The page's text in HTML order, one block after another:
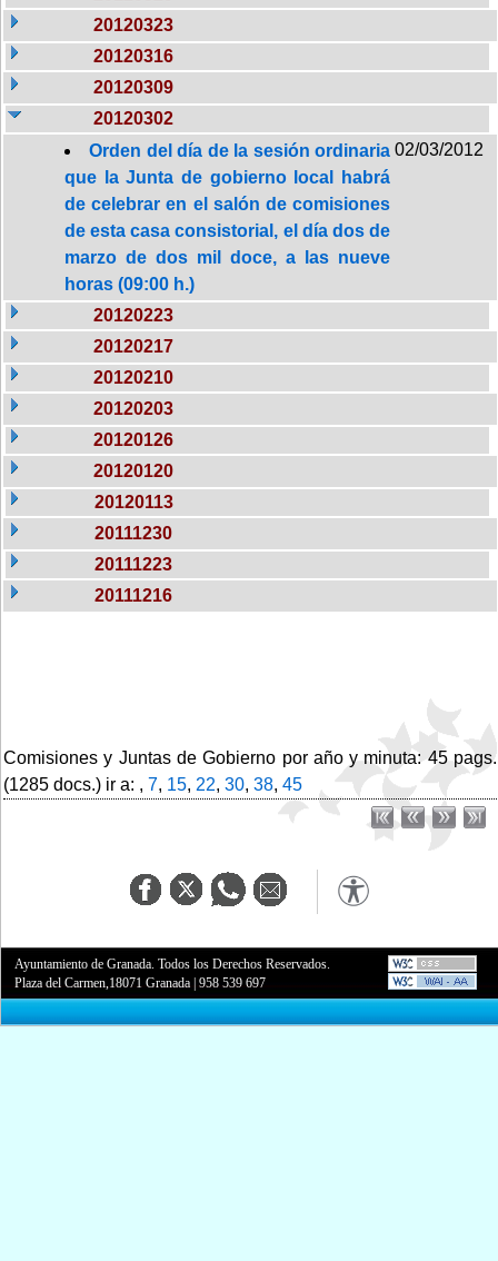
20120323
20120316
20120309
20120302
Orden del día de la sesión ordinaria
que la Junta de gobierno local habrá
de celebrar en el salón de comisiones
de esta casa consistorial, el día dos de
marzo de dos mil doce, a las nueve
horas (09:00 h.)
02/03/2012
20120223
20120217
20120210
20120203
20120126
20120120
20120113
20111230
20111223
20111216
Comisiones y Juntas de Gobierno por año y minuta: 45 pags.
(1285 docs.) ir a: , 7, 15, 22, 30, 38, 45
Ayuntamiento de Granada. Todos los Derechos Reservados.
Plaza del Carmen,18071 Granada |958 539 697